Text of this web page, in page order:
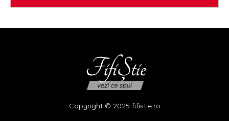
Copyright © 2025 fifistie.ro